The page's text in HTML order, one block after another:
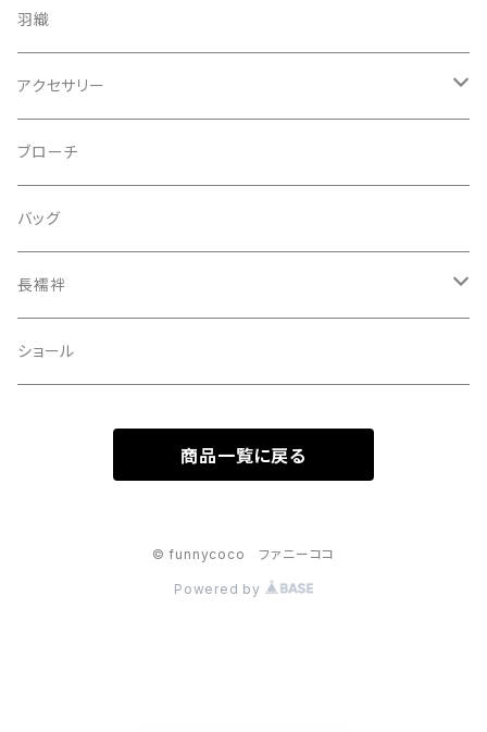
羽織
アクセサリー
ピアス
指輪
装飾品
ブローチ
バッグ
長襦袢
二部式
ショール
商品一覧に戻る
© funnycoco ファニーココ
Powered by